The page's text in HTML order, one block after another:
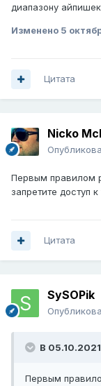
диапазону
Изменено 5
Цитата
Nicko
Первым правилом
запретите доступ к
Цитата
SySOPik
В
Первым